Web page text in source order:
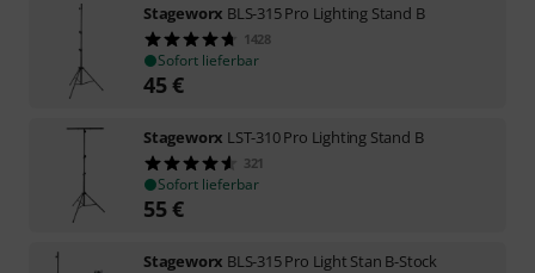
Stageworx BLS-315 Pro Lighting Stand B
1428
Sofort lieferbar
45€
Stageworx LST-310 Pro Lighting Stand B
321
Sofort lieferbar
55€
Stageworx BLS-315 Pro Light Stan B-Stock